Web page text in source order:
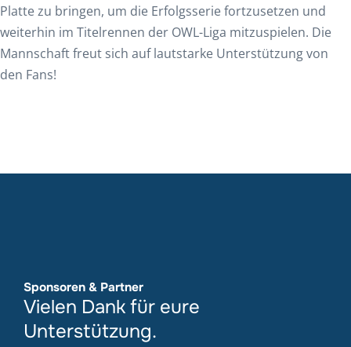
Platte zu bringen, um die Erfolgsserie fortzusetzen und
weiterhin im Titelrennen der OWL-Liga mitzuspielen. Die
Mannschaft freut sich auf lautstarke Unterstützung von
den Fans!
Sponsoren & Partner
Vielen Dank für eure
Unterstützung.